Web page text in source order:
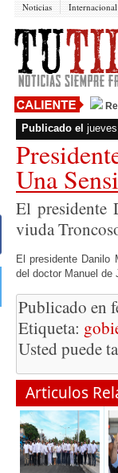
Noticias Internacional
Publicado el
Una
El presidente
viuda
El presidente Danilo
del doctor Manuel de
Publicado en
Etiqueta:
Usted puede
Articulos